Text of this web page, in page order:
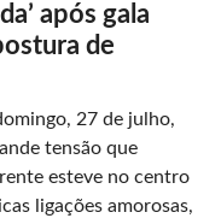
após gala
de
27 de julho,
tensão que
esteve no centro
ligações amorosas,